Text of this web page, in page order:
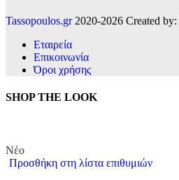
Tassopoulos.gr2020-2026 Created by:
Εταιρεία
Επικοινωνία
Όροι χρήσης
SHOP THE LOOK
Νέο
Προσθήκη στη λίστα επιθυμιών